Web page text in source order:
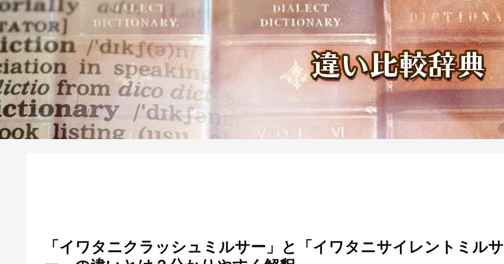
「イワタニクラッシュミルサー」と「イワタニサイレントミルサ